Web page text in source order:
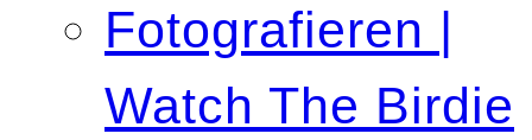
Fotografieren |
Watch The Birdie